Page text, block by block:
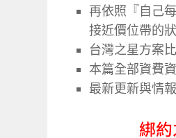
再依照『自己
接近價位帶的
台灣之星方案
本篇全部資費
最新更新與情